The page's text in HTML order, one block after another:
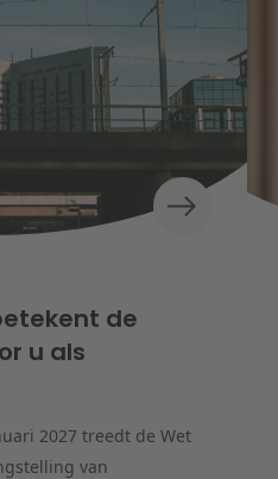
de
u als
2027 treedt de Wet
van